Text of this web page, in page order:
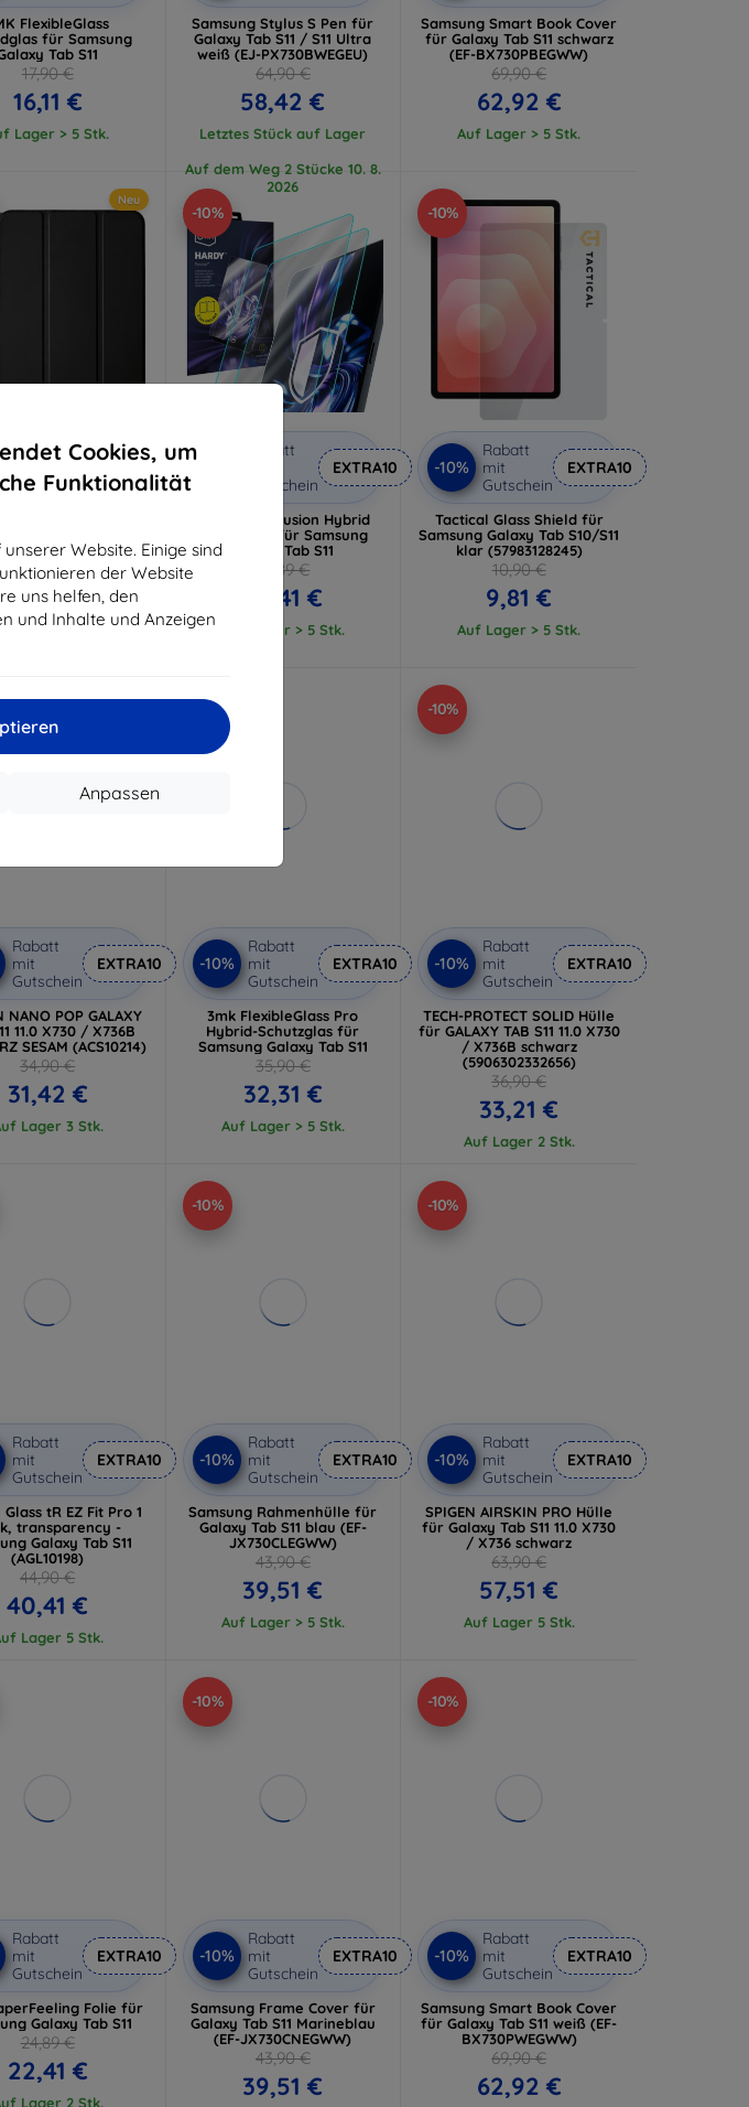
Cookies, um
Funktionalität
Website. Einige sind
der Website
uns helfen, den
und Inhalte und Anzeigen
Anpassen
FlexibleGlass
für Samsung
Tab S11
17,90 €
16,11 €
Lager > 5 Stk.
Samsung Stylus S Pen für
Galaxy Tab S11 / S11 Ultra
weiß (EJ-PX730BWEGEU)
64,90 €
58,42 €
Letztes Stück auf Lager
Auf dem Weg 2 Stücke 10. 8.
2026
Samsung Smart Book Cover
für Galaxy Tab S11 schwarz
(EF-BX730PBEGWW)
69,90 €
62,92 €
Auf Lager > 5 Stk.
Neu
Rabatt
mit
Gutschein
EXTRA10
Galaxy Tab S11
(11inch)
24,89 €
22,41 €
-10%
Rabatt
Gutschein
EXTRA10
3mk Hardy Fusion Hybrid
Schutzglas für Samsung
Galaxy Tab S11
24,89 €
22,41 €
Auf Lager > 5 Stk.
-10%
-10%
Rabatt
mit
Gutschein
EXTRA10
Tactical Glass Shield für
Samsung Galaxy Tab S10/S11
klar (57983128245)
10,90 €
9,81 €
Auf Lager > 5 Stk.
Rabatt
mit
Gutschein
EXTRA10
NANO POP GALAXY
11.0 X730 / X736B
SESAM (ACS10214)
34,90 €
31,42 €
Lager 3 Stk.
-10%
-10%
Rabatt
mit
Gutschein
EXTRA10
3mk FlexibleGlass Pro
Hybrid-Schutzglas für
Samsung Galaxy Tab S11
35,90 €
32,31 €
Auf Lager > 5 Stk.
-10%
-10%
Rabatt
mit
Gutschein
EXTRA10
TECH-PROTECT SOLID Hülle
für GALAXY TAB S11 11.0 X730
/ X736B schwarz
(5906302332656)
36,90 €
33,21 €
Auf Lager 2 Stk.
Rabatt
mit
Gutschein
EXTRA10
tR EZ Fit Pro 1
transparency -
Galaxy Tab S11
(AGL10198)
44,90 €
40,41 €
Lager 5 Stk.
-10%
-10%
Rabatt
mit
Gutschein
EXTRA10
Samsung Rahmenhülle für
Galaxy Tab S11 blau (EF-
JX730CLEGWW)
43,90 €
39,51 €
Auf Lager > 5 Stk.
-10%
-10%
Rabatt
mit
Gutschein
EXTRA10
SPIGEN AIRSKIN PRO Hülle
für Galaxy Tab S11 11.0 X730
/ X736 schwarz
63,90 €
57,51 €
Auf Lager 5 Stk.
Rabatt
mit
Gutschein
EXTRA10
Folie für
Galaxy Tab S11
24,89 €
22,41 €
Lager 2 Stk.
-10%
-10%
Rabatt
mit
Gutschein
EXTRA10
Samsung Frame Cover für
Galaxy Tab S11 Marineblau
(EF-JX730CNEGWW)
43,90 €
39,51 €
-10%
-10%
Rabatt
mit
Gutschein
EXTRA10
Samsung Smart Book Cover
für Galaxy Tab S11 weiß (EF-
BX730PWEGWW)
69,90 €
62,92 €